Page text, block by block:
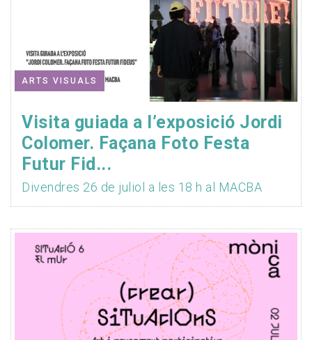
ARTS VISUALS
Visita guiada a l’exposició Jordi
Colomer. Façana Foto Festa
Futur Fid...
Divendres 26 de juliol a les 18 h al MACBA